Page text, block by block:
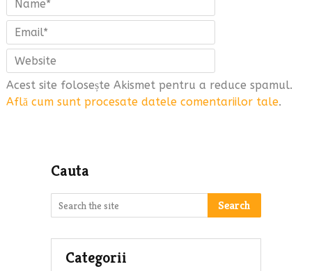
Acest site folosește Akismet pentru a reduce spamul.
Află cum sunt procesate datele comentariilor tale.
Cauta
Search
Categorii